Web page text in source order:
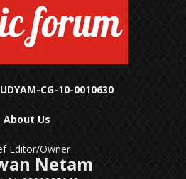
CG-10-0010630
About Us
Editor/Owner
Netam